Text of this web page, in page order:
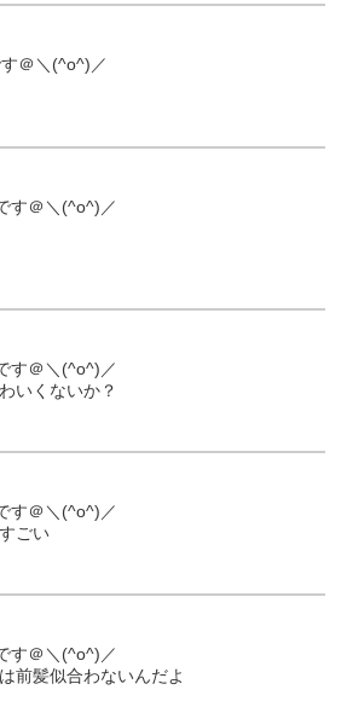
＠＼(^o^)／
す＠＼(^o^)／
す＠＼(^o^)／
いくないか？
す＠＼(^o^)／
ごい
す＠＼(^o^)／
前髪似合わないんだよ